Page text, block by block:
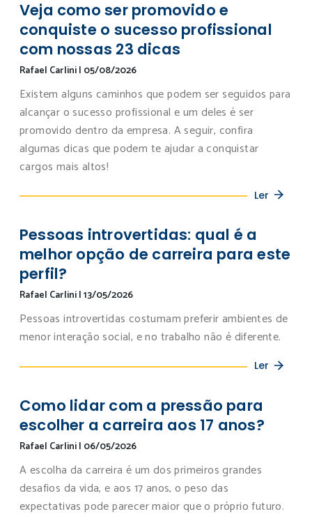
Veja como ser promovido e
conquiste o sucesso profissional
com nossas 23 dicas
Rafael Carlini| 05/08/2026
Existem alguns caminhos que podem ser seguidos para
alcançar o sucesso profissional e um deles é ser
promovido dentro da empresa. A seguir, confira
algumas dicas que podem te ajudar a conquistar
cargos mais altos!
Ler
Pessoas introvertidas: qual é a
melhor opção de carreira para este
perfil?
Rafael Carlini|13/05/2026
Pessoas introvertidas costumam preferir ambientes de
menor interação social, e no trabalho não é diferente.
Ler
Como lidar com a pressão para
escolher a carreira aos 17 anos?
Rafael Carlini| 06/05/2026
A escolha da carreira é um dos primeiros grandes
desafios da vida, e aos 17 anos, o peso das
expectativas pode parecer maior que o próprio futuro.